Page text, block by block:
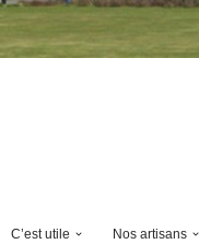
C’est utile Nos artisans